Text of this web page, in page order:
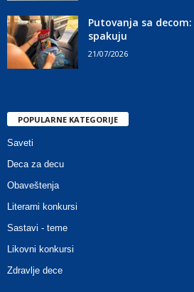
Putovanja sa
spakuju
21/07/2026
POPULARNE KATEGORIJE
Saveti
Deca za decu
Obaveštenja
Literarni konkursi
Sastavi - teme
Likovni konkursi
Zdravlje dece